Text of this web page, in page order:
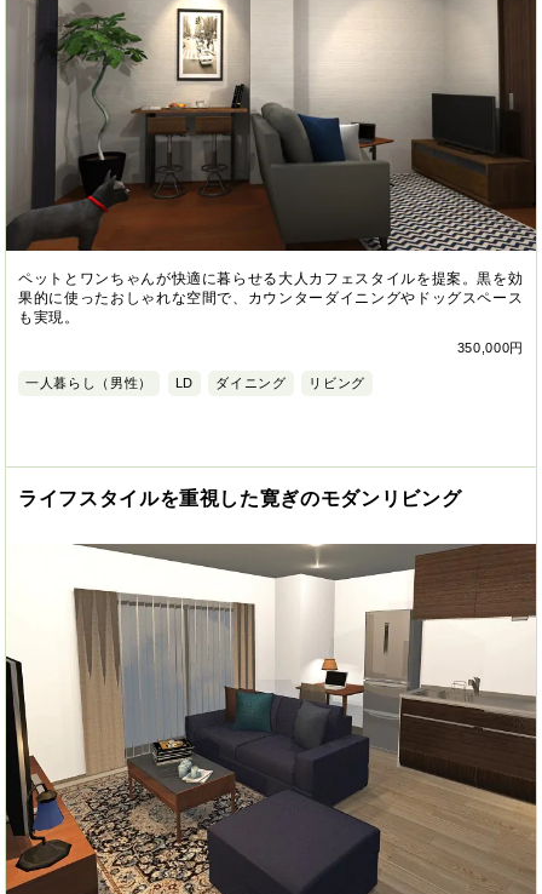
ペットとワンちゃんが快適に暮らせる大人カフェスタイルを提案。黒を効
果的に使ったおしゃれな空間で、カウンターダイニングやドッグスペース
も実現。
350,000円
一人暮らし（男性） LD ダイニング リビング
ライフスタイルを重視した寛ぎのモダンリビング